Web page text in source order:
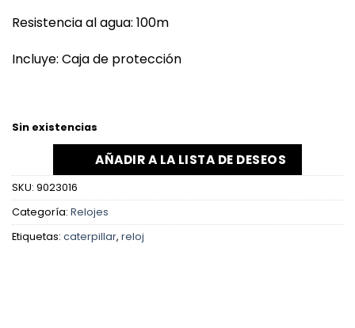
Resistencia al agua: 100m
Incluye: Caja de protección
Sin existencias
AÑADIR A LA LISTA DE DESEOS
SKU: 9023016
Categoría: Relojes
Etiquetas: caterpillar, reloj